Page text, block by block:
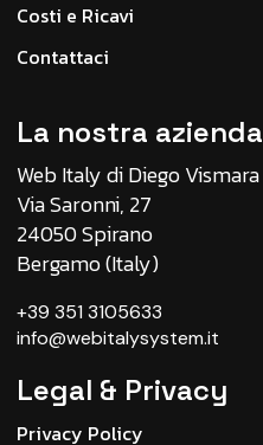
Costi e Ricavi
Contattaci
La nostra azienda
Web Italy di Diego Vismara
Via Saronni, 27
24050 Spirano
Bergamo (Italy)
+39 351 3105633
info@webitalysystem.it
Legal & Privacy
Privacy Policy